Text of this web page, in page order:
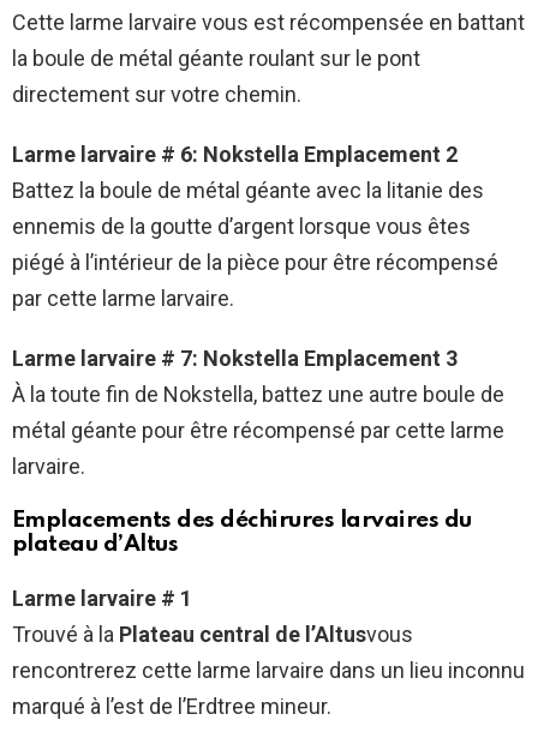
Cette larme larvaire vous est récompensée en battant
la boule de métal géante roulant sur le pont
directement sur votre chemin.
Larme larvaire # 6: Nokstella Emplacement 2
Battez la boule de métal géante avec la litanie des
ennemis de la goutte d’argent lorsque vous êtes
piégé à l’intérieur de la pièce pour être récompensé
par cette larme larvaire.
Larme larvaire # 7: Nokstella Emplacement 3
À la toute fin de Nokstella, battez une autre boule de
métal géante pour être récompensé par cette larme
larvaire.
Emplacements des déchirures larvaires du
plateau d’Altus
Larme larvaire # 1
Trouvé à la Plateau central de l’Altusvous
rencontrerez cette larme larvaire dans un lieu inconnu
marqué à l’est de l’Erdtree mineur.